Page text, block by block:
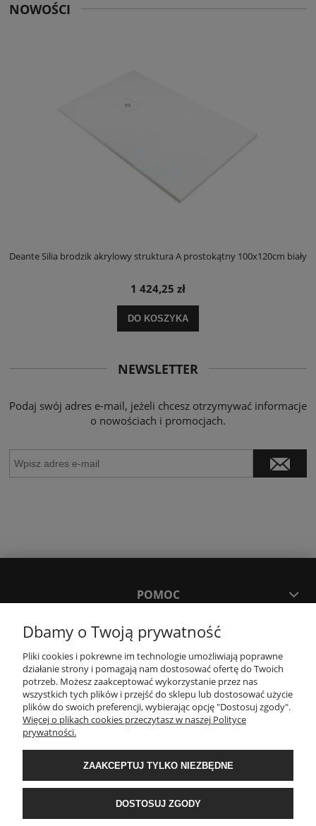
NOWOŚCI
Deante Silia brodzik akrylowy struktura A prostokątny 100x120cm biały
1 424,25 zł
DO KOSZYKA
NEWSLETTER
Podaj swój adres e-mail, jeżeli chcesz otrzymywać informacje
o nowościach i promocjach.
POMOC
MOJE KONTO
PŁATNOŚCI I DOSTAWA
KONTAKT
Wyposażenie łazienek Łazienki.eco | Pawła 23, 41-708 Ruda Śląska | E-mail:
sklep@lazienki.eco | Tel.: 600 012 164 lub 600 012 159 | TGS Przemysław
Stoń | NIP: 6312213594 | REGON: 276403698
Dbamy o Twoją prywatność
Pliki cookies i pokrewne im technologie umożliwiają poprawne
działanie strony i pomagają nam dostosować ofertę do Twoich
potrzeb. Możesz zaakceptować wykorzystanie przez nas
wszystkich tych plików i przejść do sklepu lub dostosować użycie
plików do swoich preferencji, wybierając opcję "Dostosuj zgody".
Więcej o plikach cookies przeczytasz w naszej Polityce
prywatności.
ZAAKCEPTUJ TYLKO NIEZBĘDNE
DOSTOSUJ ZGODY